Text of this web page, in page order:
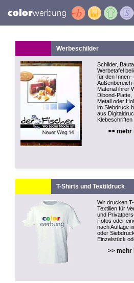
Werbeschilder
Schilder,
Werbetafel
für den Innen-
Außenbereich
Material ihrer
Dibond-Platte,
Metall oder
im Siebdruck
aus
Klebeschriften
>> mehr
T-Shirts und Textildruck
Wir drucken
Textilien für
und
Fotos oder
nach Auflage
oder
Einzelstück
>> mehr